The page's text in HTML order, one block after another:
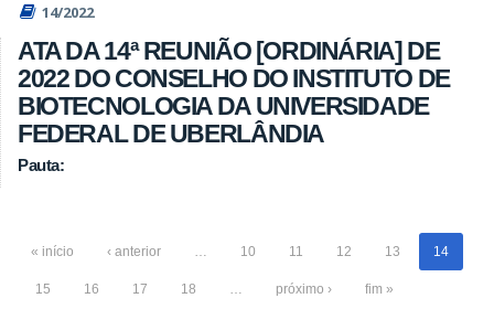
14/2022
ATA DA 14ª REUNIÃO [ORDINÁRIA] DE
2022 DO CONSELHO DO INSTITUTO DE
BIOTECNOLOGIA DA UNIVERSIDADE
FEDERAL DE UBERLÂNDIA
Pauta:
« início ‹ anterior … 10 11 12 13 14
15 16 17 18 … próximo › fim »